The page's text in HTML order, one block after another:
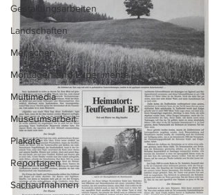
Gestaltungsarbeiten
Landschaften
Menschen
Montagen und Experimente
Multimedia
Museumsarbeit
Plakate
Reportagen
Sachaufnahmen